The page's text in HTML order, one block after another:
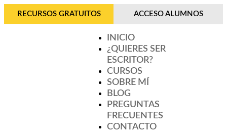
RECURSOS GRATUITOS ACCESO ALUMNOS
INICIO
¿QUIERES SER
ESCRITOR?
CURSOS
SOBRE MÍ
BLOG
PREGUNTAS
FRECUENTES
CONTACTO